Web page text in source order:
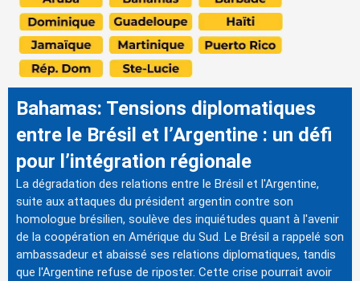
Bahamas: Tensions diplomatiques
entre le Brésil et l’Argentine : un défi
pour l’intégration régionale
La dégradation des relations entre le Brésil et l'Argentine,
suite aux attaques du président argentin contre son
homologue brésilien, soulève des inquiétudes quant à l'avenir
de la coopération en Amérique du Sud. Le Brésil a rappelé son
ambassadeur et abaissé ses relations diplomatiques, tandis
que l'Argentine refuse de riposter. Cette crise pourrait avoir